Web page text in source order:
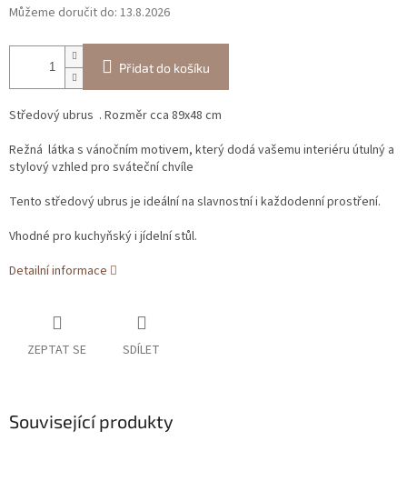
Můžeme doručit do: 13.8.2026
Přidat do košíku
Středový ubrus . Rozměr cca 89x48 cm
Režná látka s vánočním motivem, který dodá vašemu interiéru útulný a
stylový vzhled pro sváteční chvíle
Tento středový ubrus je ideální na slavnostní i každodenní prostření.
Vhodné pro kuchyňský i jídelní stůl.
Detailní informace
ZEPTAT SE SDÍLET
Související produkty